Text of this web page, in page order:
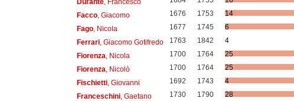
Facco, Giacomo 1676 1753
14
Fago, Nicola 1677 1745
6
Ferrari, Giacomo Gotifredo 1763 1842
4
Fiorenza , Nicola 1700 1764
25
Fiorenza , Nicolò 1700 1764
25
Fischietti, Giovanni 1692 1743
4
Franceschini, Gaetano 1730 1790
28